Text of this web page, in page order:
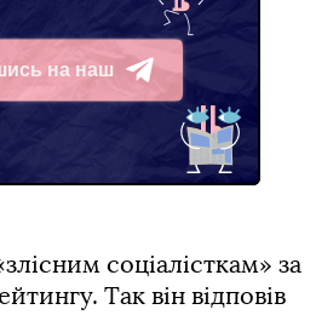
на наш
соціалісткам» за
Так він відповів